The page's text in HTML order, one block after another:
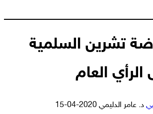
تشرين السلمية
الرأي العام
د. عامر الدليمي أرسل
2020-04-15